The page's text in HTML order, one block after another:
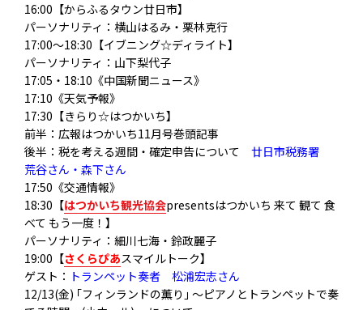
16:00【からふるタウン廿日市】
パーソナリティ：横山はるみ・栗林克行
17:00～18:30【イブニング☆ディライト】
パーソナリティ：山下梨代子
17:05・18:10《中国新聞ニュース》
17:10《天気予報》
17:30【きらり☆はつかいち】
前半：広報はつかいち11月号巻頭記事
後半： 税を考える週間・確定申告について 廿日市税務署
荒谷さん・森下さん
17:50《交通情報》
18:30【はつかいち観光協会presentsはつかいち 来て 観て 食
べて もう一度！】
パーソナリティ：細川七海・鈴政麗子
19:00【さくらぴあスマイルトーク】
ゲスト： トランペット奏者 松浦宏志さん
12/13(金) ｢フィンランドの薫り｣ ～ピアノとトランペットで奏